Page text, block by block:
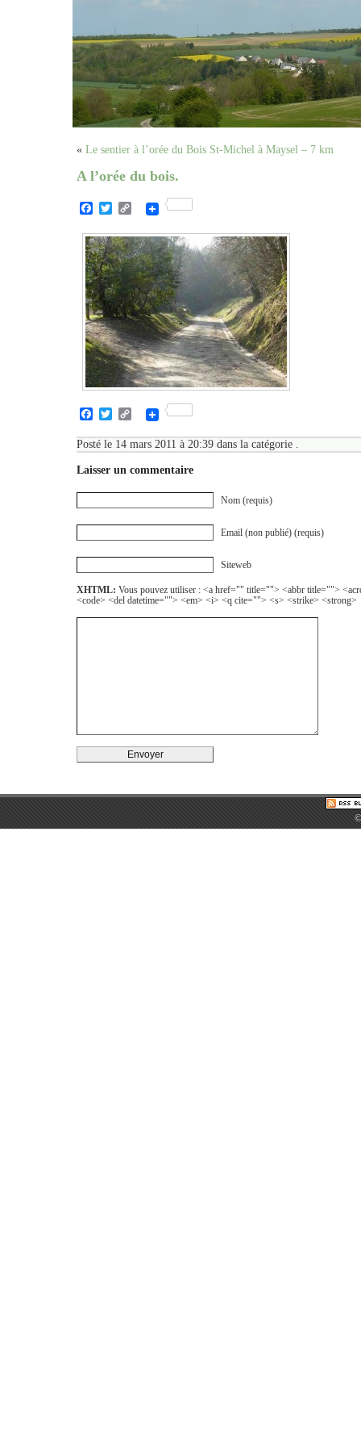
« Le sentier à l’orée du Bois St-Michel à Maysel – 7 km
A l’orée du bois.
Facebook
TwitterCopy
Facebook
TwitterCopy
Posté le 14 mars 2011 à 20:39 dans la catégorie .
Laisser un commentaire
Nom (requis)
Email (non publié) (requis)
Siteweb
XHTML: Vous pouvez utiliser : <a href="" title=""> <abbr title="">
<code> <del datetime=""> <em> <i> <q cite=""> <s> <strike> <strong>